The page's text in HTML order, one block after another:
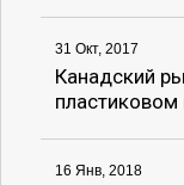
31 Окт, 2017
Канадский
пластиковом
16 Янв, 2018